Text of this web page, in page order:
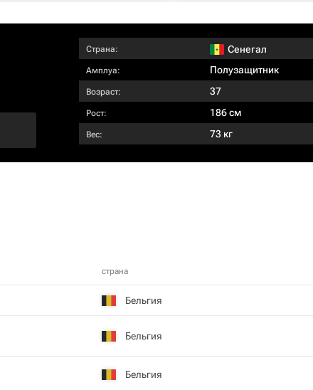
Страна: Сенегал
Амплуа: Полузащитник
Возраст: 37
Рост: 186 см
Вес: 73 кг
страна
Бельгия
Бельгия
Бельгия